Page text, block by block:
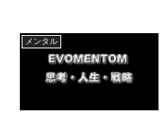
メンタル